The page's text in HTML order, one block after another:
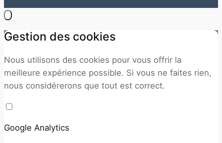
Gestion des cookies
Nous utilisons des cookies pour vous offrir la
meilleure expérience possible. Si vous ne faites rien,
nous considérerons que tout est correct.
Google Analytics